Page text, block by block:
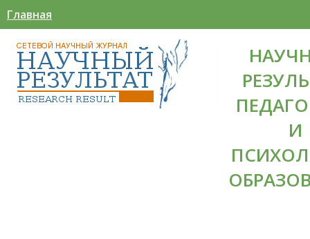
Главная
И